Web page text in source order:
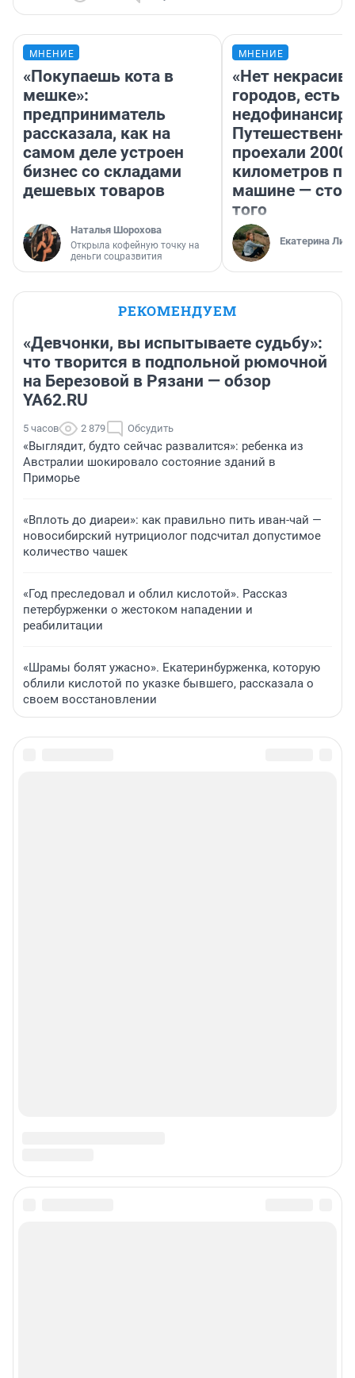
МНЕНИЕ
«Покупаешь кота в
мешке»:
предприниматель
рассказала, как на
самом деле устроен
бизнес со складами
дешевых товаров
Наталья Шорохова
Открыла кофейную точку на
деньги соцразвития
МНЕНИЕ
«Нет
городов, есть
проехали 2000
километров по
машине —
того
Екатерина
РЕКОМЕНДУЕМ
«Девчонки, вы испытываете судьбу»:
что творится в подпольной рюмочной
на Березовой в Рязани — обзор
YA62.RU
5 часов 2 879 Обсудить
«Выглядит, будто сейчас развалится»: ребенка из
Австралии шокировало состояние зданий в
Приморье
«Вплоть до диареи»: как правильно пить иван-чай —
новосибирский нутрициолог подсчитал допустимое
количество чашек
«Год преследовал и облил кислотой». Рассказ
петербурженки о жестоком нападении и
реабилитации
«Шрамы болят ужасно». Екатеринбурженка, которую
облили кислотой по указке бывшего, рассказала о
своем восстановлении